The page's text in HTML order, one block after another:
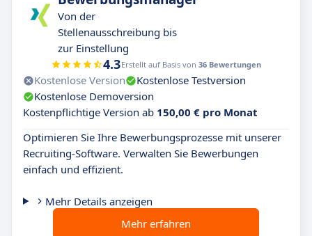
Von der
Stellenausschreibung bis
zur Einstellung
4.3Erstellt auf Basis von 36 Bewertungen
Kostenlose Version
Kostenlose Testversion
Kostenlose Demoversion
Kostenpflichtige Version ab 150,00 € pro Monat
Optimieren Sie Ihre Bewerbungsprozesse mit unserer
Recruiting-Software. Verwalten Sie Bewerbungen
einfach und effizient.
Mehr Details anzeigen
Mehr erfahren